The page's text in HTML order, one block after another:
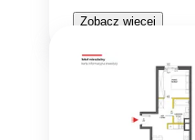
Zobacz więcej